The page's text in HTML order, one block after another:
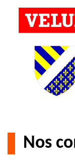
Nos